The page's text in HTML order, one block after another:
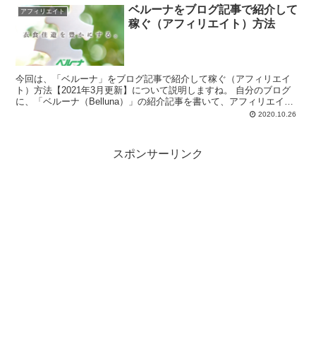
アフィリエイト
ベルーナをブログ記事で紹介して
稼ぐ（アフィリエイト）方法
今回は、「ベルーナ」をブログ記事で紹介して稼ぐ（アフィリエイ
ト）方法【2021年3月更新】について説明しますね。 自分のブログ
に、「ベルーナ（Belluna）」の紹介記事を書いて、アフィリエイト
2020.10.26
スポンサーリンク